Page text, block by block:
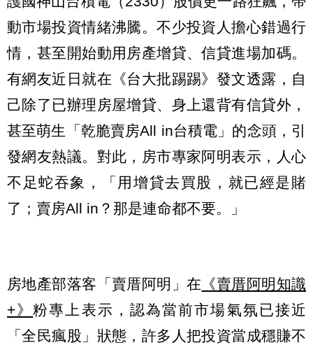
動市場投資情緒沸騰。不少投資人擔心錯過行
情，甚至開始動用房產增貸、信貸進場加碼。
有網友近日就在《台大批踢踢》發文透露，自
己除了已辦理房屋增貸、身上還背有信貸外，
甚至萌生「乾脆賣房All in台積電」的念頭，引
發網友熱議。對此，房市專家阿明表示，人心
不足蛇吞象，「用增貸去買股，就已經是賭
了；賣房All in？那是連命都不要。」
房地產部落客「賣厝阿明」在 《賣厝阿明知識
+》粉專上表示，認為當前市場氣氛已接近
「全民瘋股」狀態，許多人把投資當成穩賺不